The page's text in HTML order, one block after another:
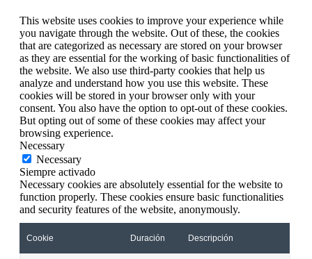
This website uses cookies to improve your experience while
you navigate through the website. Out of these, the cookies
that are categorized as necessary are stored on your browser
as they are essential for the working of basic functionalities of
the website. We also use third-party cookies that help us
analyze and understand how you use this website. These
cookies will be stored in your browser only with your
consent. You also have the option to opt-out of these cookies.
But opting out of some of these cookies may affect your
browsing experience.
Necessary
Necessary
Siempre activado
Necessary cookies are absolutely essential for the website to
function properly. These cookies ensure basic functionalities
and security features of the website, anonymously.
Cookie Duración Descripción